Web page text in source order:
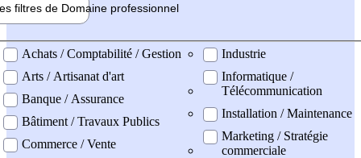
filtres de Domaine professionnel
professionel
Achats / Comptabilité / Gestion
Arts / Artisanat d'art
Banque / Assurance
Bâtiment / Travaux Publics
Commerce / Vente
Industrie
Informatique /
Télécommunication
Installation / Maintenance
Marketing / Stratégie
commerciale